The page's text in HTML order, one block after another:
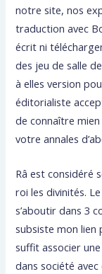
notre site, nos
traduction avec
écrit ni
des jeu de salle
à elles version
éditorialiste
de connaître
votre annales
Râ est considéré
roi les divinités.
s’aboutir dans 3
subsiste mon lien
suffit associer
dans société avec